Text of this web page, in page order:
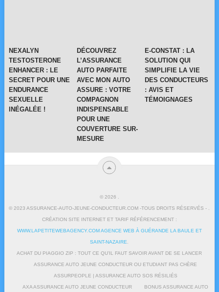
NEXALYN
TESTOSTERONE
ENHANCER : LE
SECRET POUR UNE
ENDURANCE
SEXUELLE
INÉGALÉE !
DÉCOUVREZ
L’ASSURANCE
AUTO PARFAITE
AVEC MON AUTO
ASSURE : VOTRE
COMPAGNON
INDISPENSABLE
POUR UNE
COUVERTURE SUR-
MESURE
E-CONSTAT : LA
SOLUTION QUI
SIMPLIFIE LA VIE
DES CONDUCTEURS
: AVIS ET
TÉMOIGNAGES
© 2026
© 2023 ASSURANCE-AUTO-JEUNE-CONDUCTEUR.COM -TOUS DROITS RÉSERVÉS - .
CRÉATION SITE INTERNET ET TARIF RÉFÉRENCEMENT :
WWW.LAPETITEWEBAGENCY.COM AGENCE WEB À GUÉRANDE LA BAULE ET
SAINT-NAZAIRE
ACHAT DU PIAGGIO ZIP : TOUT CE QU’IL FAUT SAVOIR AVANT DE SE LANCER
ASSURANCE AUTO JEUNE CONDUCTEUR OU ETUDIANT PAS CHÈRE
ASSURPEOPLE | ASSURANCE AUTO SOS RÉSILIÉS
AXA ASSURANCE AUTO JEUNE CONDUCTEUR BONUS ASSURANCE AUTO